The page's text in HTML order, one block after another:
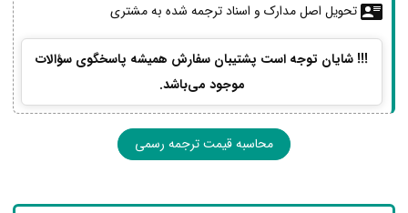
تحویل اصل مدارک و اسناد ترجمه شده به مشتری
!!! شایان توجه است پشتیبان سفارش همیشه پاسخگوی سؤالات
موجود می‌باشد.
محاسبه قیمت ترجمه رسمی